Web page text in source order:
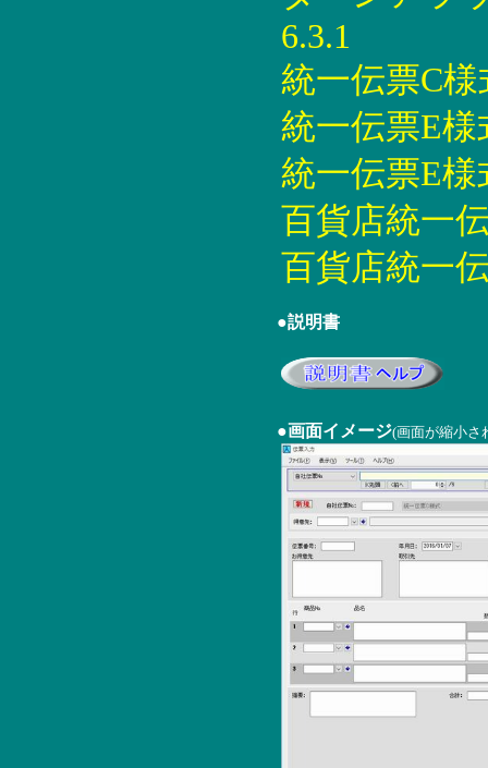
6.3.1
統一伝票C様
統一伝票E様
統一伝票E様
百貨店統一
百貨店統一
●説明書
●画面イメージ(画面が縮小さ